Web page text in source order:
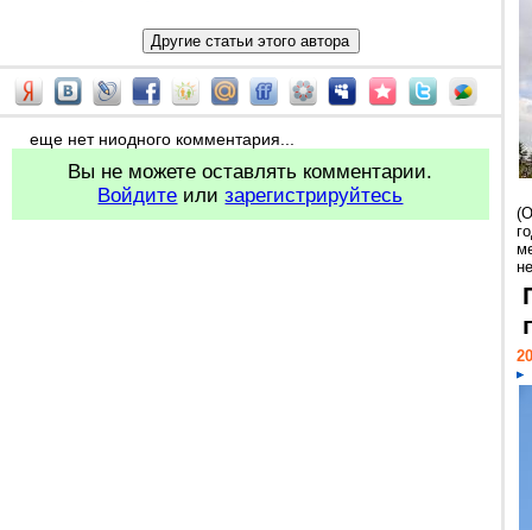
еще нет ниодного комментария...
Вы не можете оставлять комментарии.
Войдите илизарегистрируйтесь